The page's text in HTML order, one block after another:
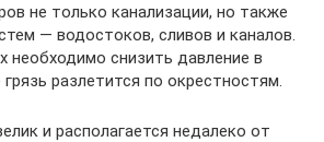
не только канализации, но также
— водостоков, сливов и каналов.
необходимо снизить давление в
разлетится по окрестностям.
и располагается недалеко от